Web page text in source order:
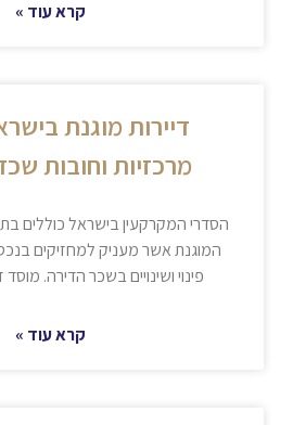
קרא עוד »
דיירות מוגנת
מרכזיות וחובות
הסדרי המקרקעין בישראל כוללים
המוגנת אשר מעניק למחזיקים
פינוי ושינויים בשכר הדירה.
קרא עוד »